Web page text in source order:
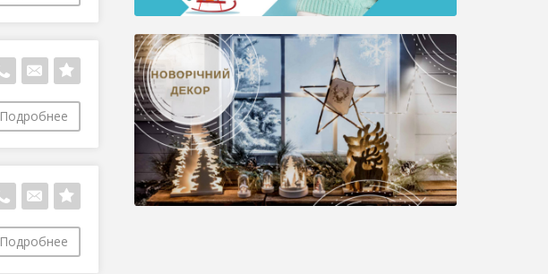
Подробнее
Подробнее